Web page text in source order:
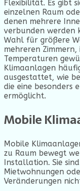
Flexibilität. Es gibt
einzelnen Raum
denen mehrere
verbunden werden
Wahl für größere
mehreren
Temperaturen
Klimaanlagen
ausgestattet, wie
die eine besonders
ermöglicht.
Mobile
Mobile
zu Raum bewegt
Installation. Sie
Mietwohnungen
Veränderungen